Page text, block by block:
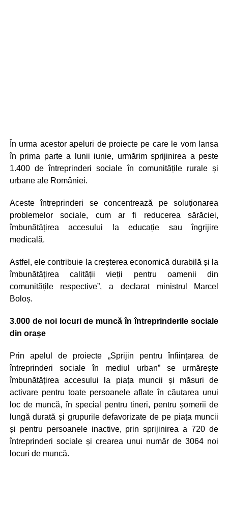
În urma acestor apeluri de proiecte pe care le vom lansa
în prima parte a lunii iunie, urmărim sprijinirea a peste
1.400 de întreprinderi sociale în comunitățile rurale și
urbane ale României.
Aceste întreprinderi se concentrează pe soluționarea
problemelor sociale, cum ar fi reducerea sărăciei,
îmbunătățirea accesului la educație sau îngrijire
medicală.
Astfel, ele contribuie la creșterea economică durabilă și la
îmbunătățirea calității vieții pentru oamenii din
comunitățile respective”, a declarat ministrul Marcel
Boloș.
3.000 de noi locuri de muncă în întreprinderile sociale
din orașe
Prin apelul de proiecte „Sprijin pentru înființarea de
întreprinderi sociale în mediul urban” se urmărește
îmbunătățirea accesului la piața muncii și măsuri de
activare pentru toate persoanele aflate în căutarea unui
loc de muncă, în special pentru tineri, pentru șomerii de
lungă durată și grupurile defavorizate de pe piața muncii
și pentru persoanele inactive, prin sprijinirea a 720 de
întreprinderi sociale și crearea unui număr de 3064 noi
locuri de muncă.